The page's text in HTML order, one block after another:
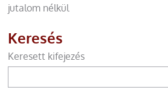
jutalom nélkül
Keresés
Keresett kifejezés